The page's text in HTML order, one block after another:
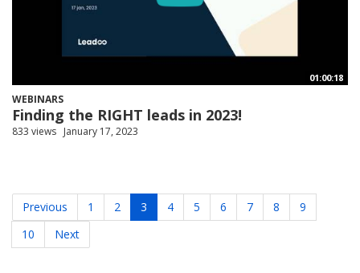
01:00:18
WEBINARS
Finding the RIGHT leads in 2023!
833 views January 17, 2023
Previous 1 2 3 4 5 6 7 8
9
10
Next